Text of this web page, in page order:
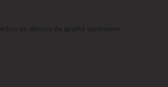
en silicone de qualité supérieure.